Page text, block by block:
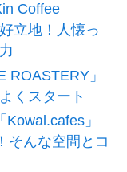
Coffee
立地！人懐っ
ROASTERY」
くスタート
」
そんな空間とコ